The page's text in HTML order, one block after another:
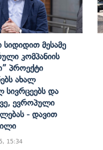
Მესამე
Კომპანიის
Პროექტი
Ახალ
Სივრცეებს Და
Ევროპული
- Დავით
15:34